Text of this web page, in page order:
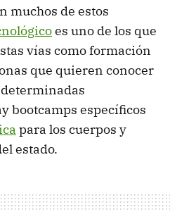
muchos de estos
es uno de los que
vías como formación
que quieren conocer
bootcamps específicos
para los cuerpos y
estado.